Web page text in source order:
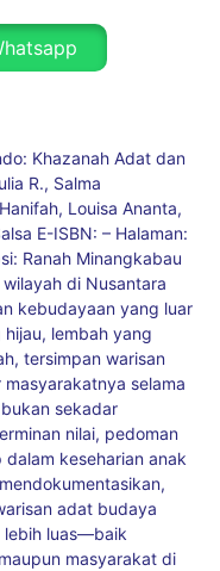
Khazanah Adat dan
R., Salma
Louisa Ananta,
E-ISBN: – Halaman:
Ranah Minangkabau
di Nusantara
kebudayaan yang luar
lembah yang
tersimpan warisan
selama
sekadar
nilai, pedoman
keseharian anak
adat budaya
lebih luas—baik
masyarakat di